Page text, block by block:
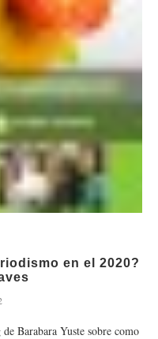
en el 2020?
Barabara Yuste sobre como